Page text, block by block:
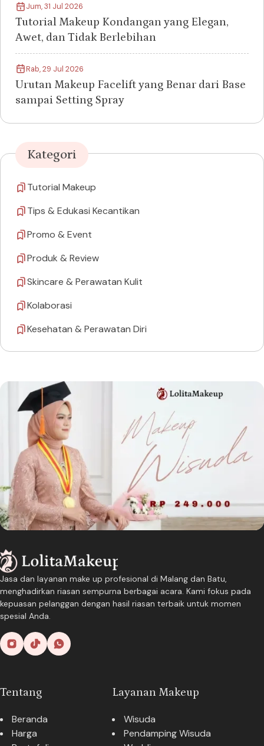
Jum, 31 Jul 2026
Tutorial Makeup Kondangan yang Elegan,
Awet, dan Tidak Berlebihan
Rab, 29 Jul 2026
Urutan Makeup Facelift yang Benar dari Base
sampai Setting Spray
Kategori
Tutorial Makeup
Tips & Edukasi Kecantikan
Promo & Event
Produk & Review
Skincare & Perawatan Kulit
Kolaborasi
Kesehatan & Perawatan Diri
Jasa dan layanan make up profesional di Malang dan Batu,
menghadirkan riasan sempurna berbagai acara. Kami fokus pada
kepuasan pelanggan dengan hasil riasan terbaik untuk momen
spesial Anda.
Tentang
Beranda
Harga
Layanan Makeup
Wisuda
Pendamping Wisuda